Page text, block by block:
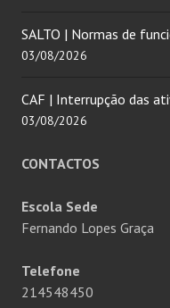
SALTO | Normas de
03/08/2026
CAF | Interrupção das
03/08/2026
CONTACTOS
Escola Sede
Fernando Lopes Graça
Telefone
214548450